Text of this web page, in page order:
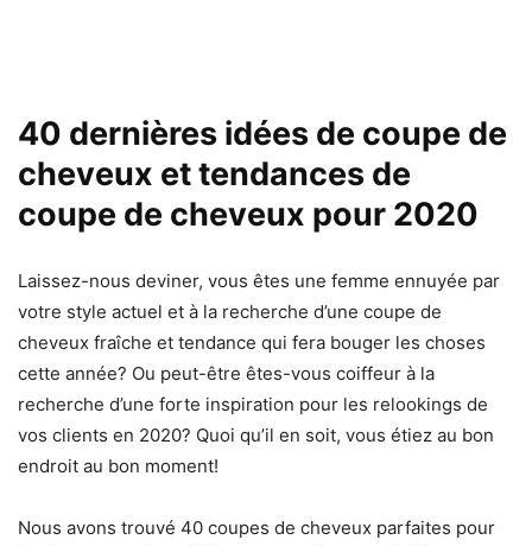
40 dernières idées de coupe de
cheveux et tendances de
coupe de cheveux pour 2020
Laissez-nous deviner, vous êtes une femme ennuyée par
votre style actuel et à la recherche d’une coupe de
cheveux fraîche et tendance qui fera bouger les choses
cette année? Ou peut-être êtes-vous coiffeur à la
recherche d’une forte inspiration pour les relookings de
vos clients en 2020? Quoi qu’il en soit, vous étiez au bon
endroit au bon moment!
Nous avons trouvé 40 coupes de cheveux parfaites pour